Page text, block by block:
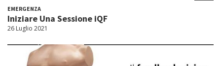
EMERGENZA
Iniziare Una Sessione iQF
26 Luglio 2021